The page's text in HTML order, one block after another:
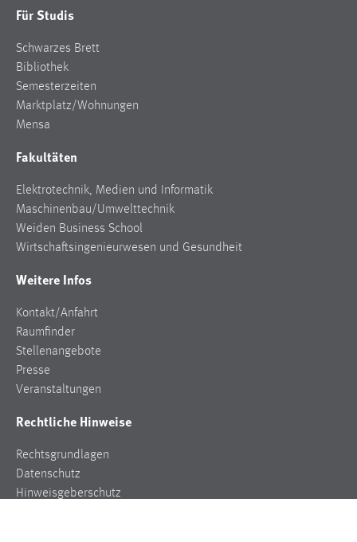
Für Studis
Schwarzes Brett
Bibliothek
Semesterzeiten
Marktplatz/Wohnungen
Mensa
Fakultäten
Elektrotechnik, Medien und Informatik
Maschinenbau/Umwelttechnik
Weiden Business School
Wirtschaftsingenieurwesen und Gesundheit
Weitere Infos
Kontakt/Anfahrt
Raumfinder
Stellenangebote
Presse
Veranstaltungen
Rechtliche Hinweise
Rechtsgrundlagen
Datenschutz
Hinweisgeberschutz